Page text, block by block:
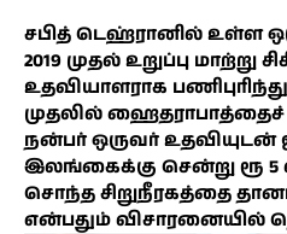
சபித் டெஹ்ரானில் உள்ள
2019 முதல் உறுப்பு மாற்று
உதவியாளராக
முதலில் ஹைதராபாத்தைச்
நன்பர் ஒருவர் உதவியுடன்
இலங்கைக்கு சென்று ரூ 5
சொந்த சிறுநீரகத்தை
என்பதும் விசாரனையில்